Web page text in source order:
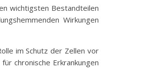
wichtigsten Bestandteilen
Wirkungen
im Schutz der Zellen vor
chronische Erkrankungen